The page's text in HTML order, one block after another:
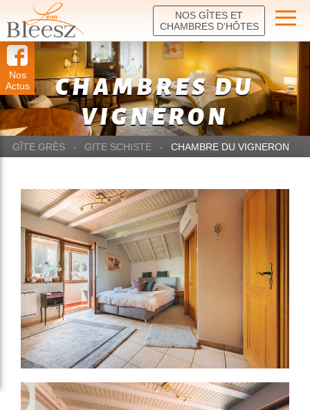
NOS GÎTES ET
CHAMBRES D'HÔTES
Nos
Actus
CHAMBRES DU
VIGNERON
GÎTE GRÈS GITE SCHISTE CHAMBRE DU VIGNERON